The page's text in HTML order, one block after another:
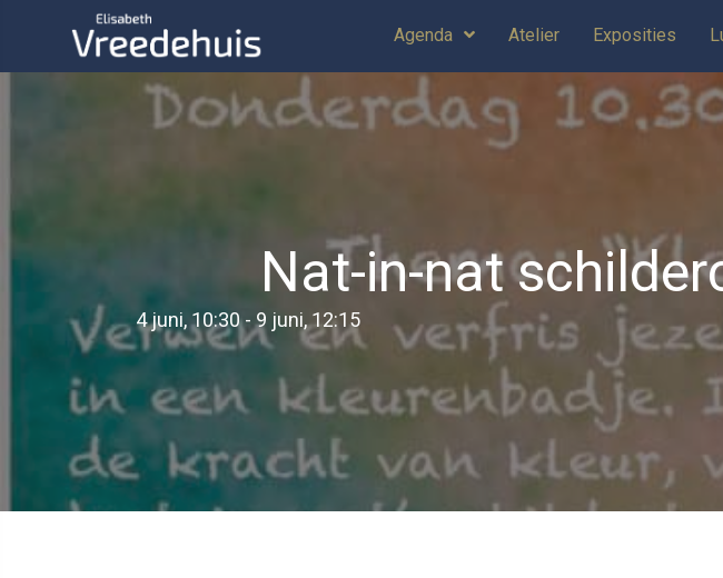
Agenda Atelier Exposities
Nat-in-nat
4 juni, 10:30- 9 juni, 12:15